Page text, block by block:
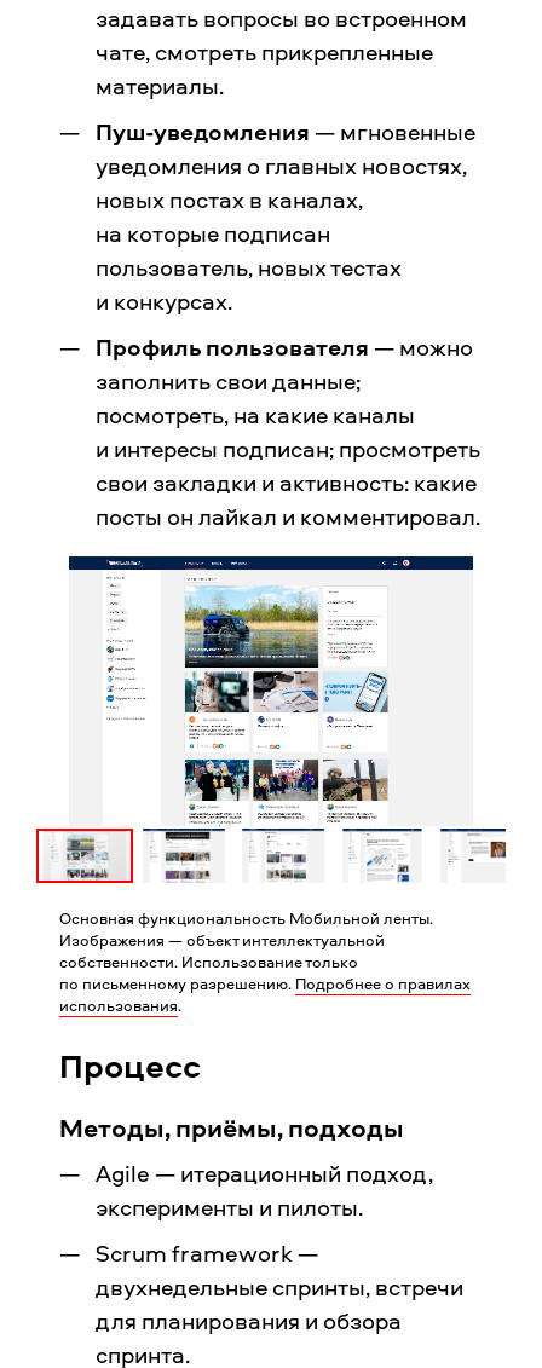
задавать вопросы во встроенном
чате, смотреть прикрепленные
материалы.
Пуш-уведомления— мгновенные
уведомления о главных новостях,
новых постах в каналах,
на которые подписан
пользователь, новых тестах
и конкурсах.
Профиль пользователя— можно
заполнить свои данные;
посмотреть, на какие каналы
и интересы подписан; просмотреть
свои закладки и активность: какие
посты он лайкал и комментировал.
Основная функциональность Мобильной ленты.
Изображения — объект интеллектуальной
собственности. Использование только
по письменному разрешению. Подробнее о правилах
использования.
Процесс
Методы, приёмы, подходы
Agile — итерационный подход,
эксперименты и пилоты.
Scrum framework —
двухнедельные спринты, встречи
для планирования и обзора
спринта.